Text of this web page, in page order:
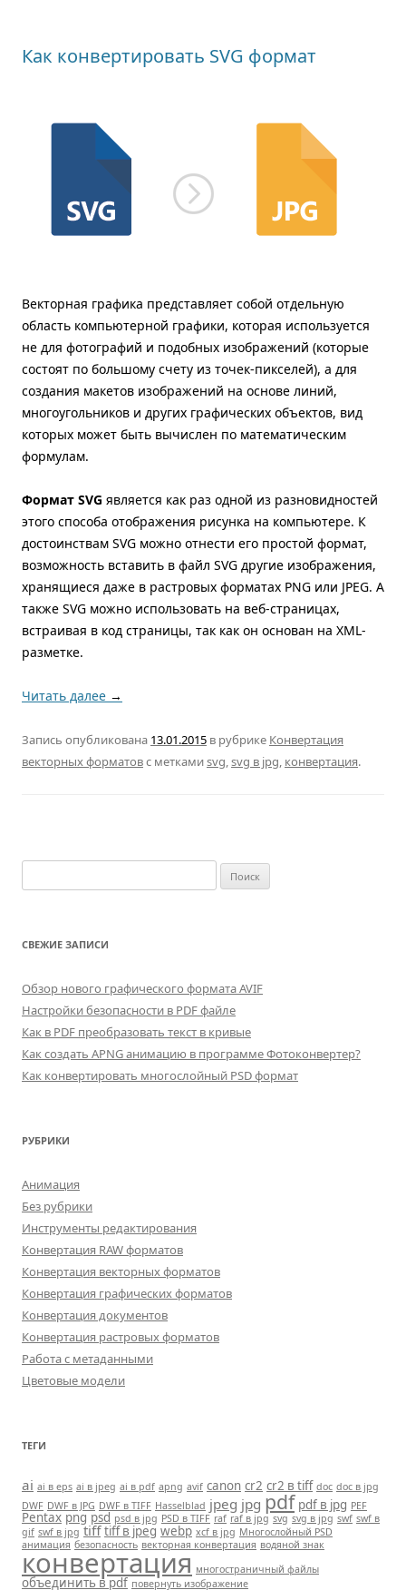
Как конвертировать SVG формат
Векторная графика представляет собой отдельную
область компьютерной графики, которая используется
не для фотографий и подобных изображений (которые
состоят по большому счету из точек-пикселей), а для
создания макетов изображений на основе линий,
многоугольников и других графических объектов, вид
которых может быть вычислен по математическим
формулам.
Формат SVG является как раз одной из разновидностей
этого способа отображения рисунка на компьютере. К
достоинствам SVG можно отнести его простой формат,
возможность вставить в файл SVG другие изображения,
хранящиеся даже в растровых форматах PNG или JPEG. А
также SVG можно использовать на веб-страницах,
встраивая в код страницы, так как он основан на XML-
разметке.
Читать далее →
Запись опубликована 13.01.2015 в рубрике Конвертация
векторных форматовс меткамиsvg,svg в jpg, конвертация.
СВЕЖИЕ ЗАПИСИ
Обзор нового графического формата AVIF
Настройки безопасности в PDF файле
Как в PDF преобразовать текст в кривые
Как создать APNG анимацию в программе Фотоконвертер?
Как конвертировать многослойный PSD формат
РУБРИКИ
Анимация
Без рубрики
Инструменты редактирования
Конвертация RAW форматов
Конвертация векторных форматов
Конвертация графических форматов
Конвертация документов
Конвертация растровых форматов
Работа с метаданными
Цветовые модели
ТЕГИ
ai ai в eps ai в jpeg ai в pdf apng avif canon cr2 cr2 в tiff doc doc в jpg
DWF DWF в JPG DWF в TIFF Hasselblad jpeg jpg pdf pdf в jpg PEF
Pentax png psd psd в jpg PSD в TIFF raf raf в jpg svg svg в jpg swf swf в
gif swf в jpg tiff tiff в jpeg webp xcf в jpg Многослойный PSD
анимация безопасность векторная конвертация водяной знак
конвертация многостраничный файлы
объединить в pdf повернуть изображение